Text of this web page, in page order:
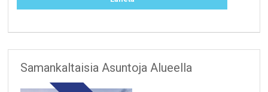
Samankaltaisia Asuntoja Alueella